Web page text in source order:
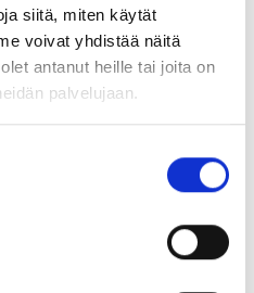
siitä, miten käytät
voivat yhdistää näitä
antanut heille tai joita on
palvelujaan.